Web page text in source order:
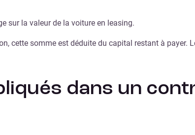
sur la valeur de la voiture en leasing.
cette somme est déduite du capital restant à payer.
dans un